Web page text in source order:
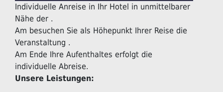
Individuelle Anreise in Ihr Hotel in unmittelbarer
Nähe der .
Am besuchen Sie als Höhepunkt Ihrer Reise die
Veranstaltung .
Am Ende Ihre Aufenthaltes erfolgt die
individuelle Abreise.
Unsere Leistungen: